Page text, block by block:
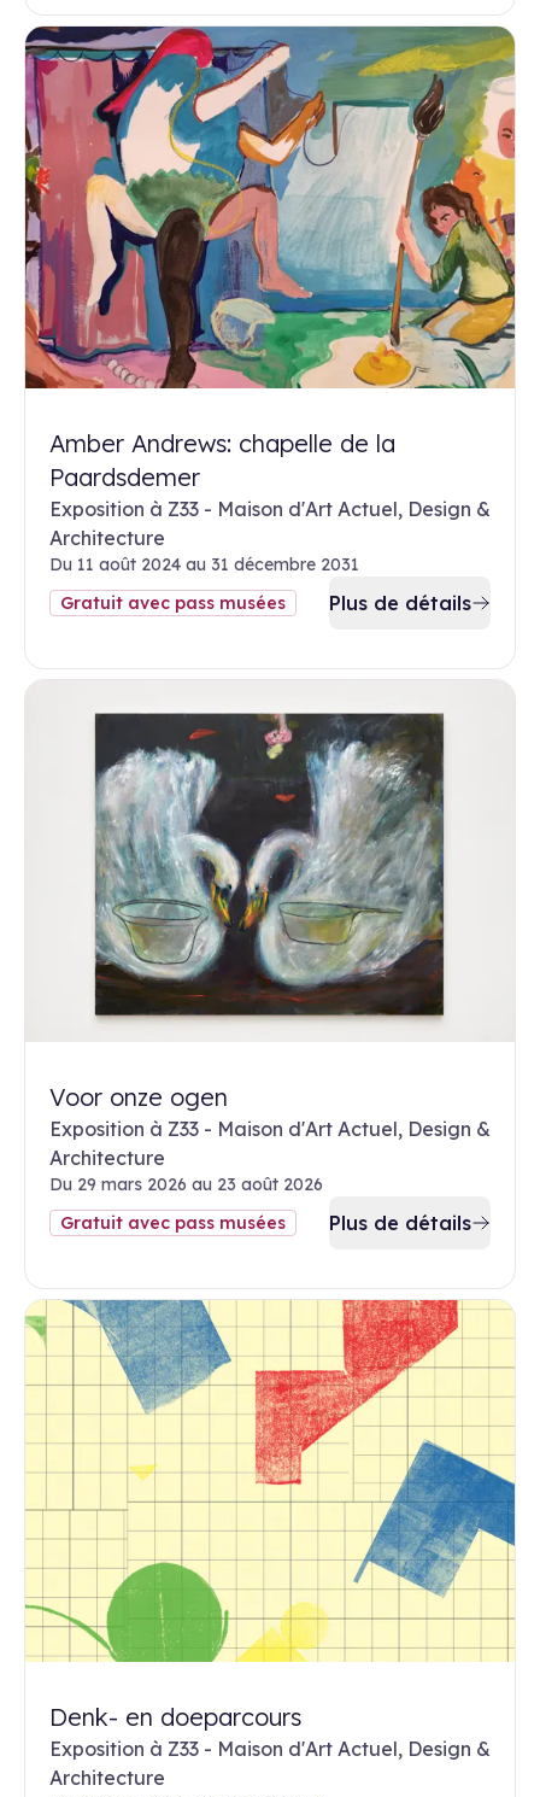
Amber Andrews: chapelle de la
Paardsdemer
Exposition à Z33 - Maison d'Art Actuel, Design &
Architecture
Du 11 août 2024 au 31 décembre 2031
Gratuit avec pass musées
Plus de détails
Voor onze ogen
Exposition à Z33 - Maison d'Art Actuel, Design &
Architecture
Du 29 mars 2026 au 23 août 2026
Gratuit avec pass musées
Plus de détails
Denk- en doeparcours
Exposition à Z33 - Maison d'Art Actuel, Design &
Architecture